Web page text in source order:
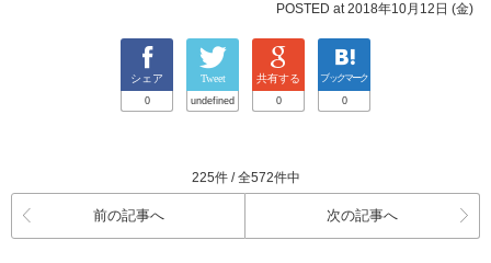
POSTED at 2018年10月12日 (金)
シェア
0
Tweet
undefined
共有する
0
ブックマーク
0
225件 / 全572件中
前の記事へ 次の記事へ